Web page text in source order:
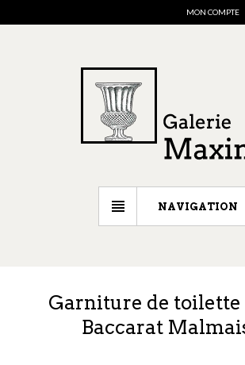
MON COMPTE
NAVIGATION
Garniture de toilette
Baccarat